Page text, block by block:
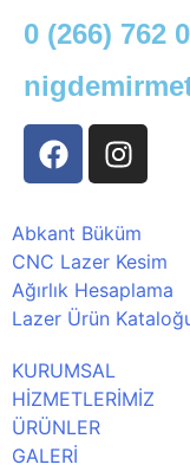
0 (266) 762
Abkant Büküm
CNC Lazer Kesim
Ağırlık Hesaplama
Lazer Ürün
KURUMSAL
HİZMETLERİMİZ
ÜRÜNLER
GALERİ